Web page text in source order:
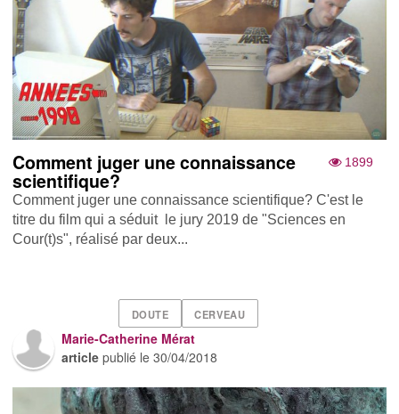
1899
Comment juger une connaissance
scientifique?
Comment juger une connaissance scientifique? C'est le
titre du film qui a séduit le jury 2019 de "Sciences en
Cour(t)s", réalisé par deux...
DOUTE CERVEAU
Marie-Catherine Mérat
article publié le30/04/2018